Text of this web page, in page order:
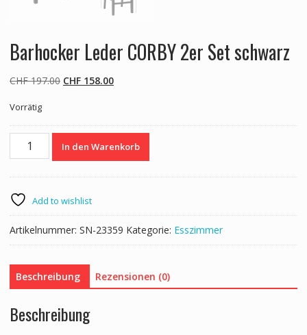
Barhocker Leder CORBY 2er Set schwarz
CHF197.00 Ursprünglicher
CHF 197.00
CHF158.00Aktueller
CHF 158.00.
Vorrätig
Barhocker
Leder
Set
schwarz
Menge
In den Warenkorb
Add to wishlist
Artikelnummer: SN-23359 Kategorie: Esszimmer
Beschreibung Rezensionen (0)
Beschreibung